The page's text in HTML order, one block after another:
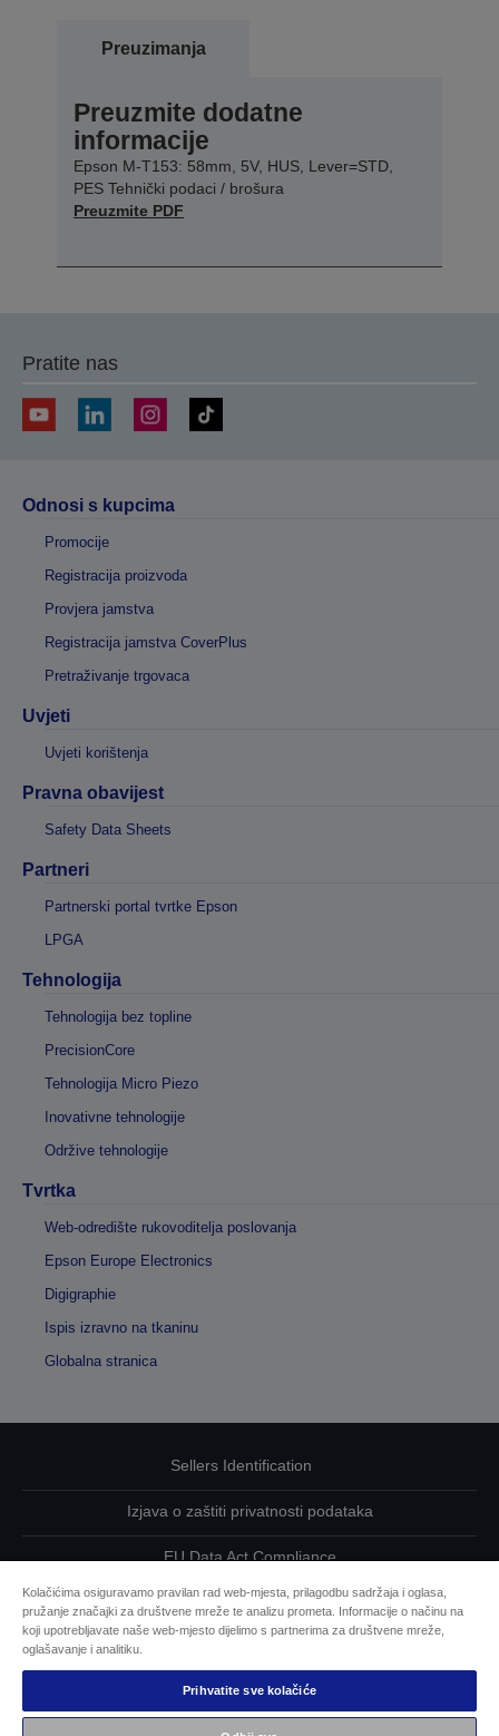
Preuzimanja
Preuzmite dodatne
informacije
Epson M-T153: 58mm, 5V, HUS, Lever=STD,
PES Tehnički podaci / brošura
Preuzmite PDF
Pratite nas
Odnosi s kupcima
Promocije
Registracija proizvoda
Provjera jamstva
Registracija jamstva CoverPlus
Pretraživanje trgovaca
Uvjeti
Uvjeti korištenja
Pravna obavijest
Safety Data Sheets
Partneri
Partnerski portal tvrtke Epson
LPGA
Tehnologija
Tehnologija bez topline
PrecisionCore
Tehnologija Micro Piezo
Inovativne tehnologije
Održive tehnologije
Tvrtka
Web-odredište rukovoditelja poslovanja
Epson Europe Electronics
Digigraphie
Ispis izravno na tkaninu
Globalna stranica
Sellers Identification
Izjava o zaštiti privatnosti podataka
EU Data Act Compliance
Kontaktirajte nas u vezi svojih podataka
Epsonova predanost pristupačnosti
Kolačićima osiguravamo pravilan rad web-mjesta, prilagodbu sadržaja i oglasa,
pružanje značajki za društvene mreže te analizu prometa. Informacije o načinu na
koji upotrebljavate naše web-mjesto dijelimo s partnerima za društvene mreže,
oglašavanje i analitiku.
Prihvatite sve kolačiće